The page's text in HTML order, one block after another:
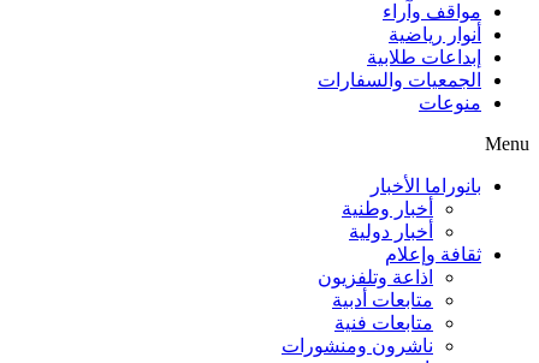
مواقف وآراء
أنوار رياضية
إبداعات طلابية
الجمعيات والسفارات
منوعات
Menu
بانوراما الأخبار
أخبار وطنية
أخبار دولية
ثقافة وإعلام
اذاعة وتلفزيون
متابعات أدبية
متابعات فنية
ناشرون ومنشورات